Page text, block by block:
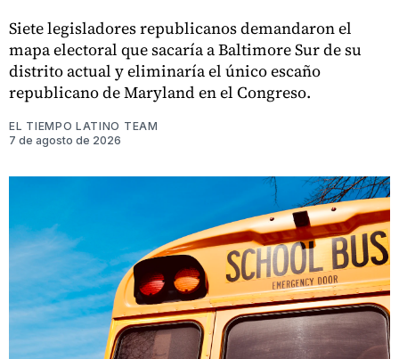
Siete legisladores republicanos demandaron el
mapa electoral que sacaría a Baltimore Sur de su
distrito actual y eliminaría el único escaño
republicano de Maryland en el Congreso.
EL TIEMPO LATINO TEAM
7 de agosto de 2026